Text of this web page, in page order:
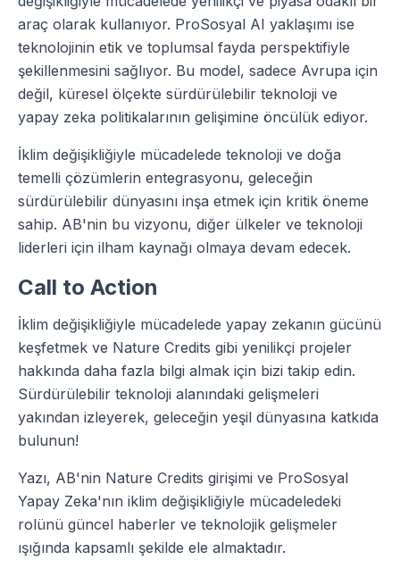
araç olarak kullanıyor. ProSosyal AI yaklaşımı ise
teknolojinin etik ve toplumsal fayda perspektifiyle
şekillenmesini sağlıyor. Bu model, sadece Avrupa için
değil, küresel ölçekte sürdürülebilir teknoloji ve
yapay zeka politikalarının gelişimine öncülük ediyor.
İklim değişikliğiyle mücadelede teknoloji ve doğa
temelli çözümlerin entegrasyonu, geleceğin
sürdürülebilir dünyasını inşa etmek için kritik öneme
sahip. AB'nin bu vizyonu, diğer ülkeler ve teknoloji
liderleri için ilham kaynağı olmaya devam edecek.
Call to Action
İklim değişikliğiyle mücadelede yapay zekanın gücünü
keşfetmek ve Nature Credits gibi yenilikçi projeler
hakkında daha fazla bilgi almak için bizi takip edin.
Sürdürülebilir teknoloji alanındaki gelişmeleri
yakından izleyerek, geleceğin yeşil dünyasına katkıda
bulunun!
Yazı, AB'nin Nature Credits girişimi ve ProSosyal
Yapay Zeka'nın iklim değişikliğiyle mücadeledeki
rolünü güncel haberler ve teknolojik gelişmeler
ışığında kapsamlı şekilde ele almaktadır.